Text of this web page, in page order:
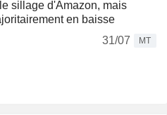
sillage d'Amazon, mais
en baisse
31/07
MT